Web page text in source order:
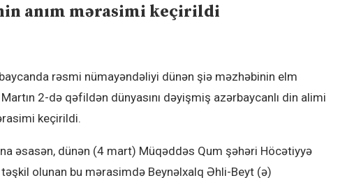
anım mərasimi keçirildi
rəsmi nümayəndəliyi dünən şiə məzhəbinin elm
2-də qəfildən dünyasını dəyişmiş azərbaycanlı din alimi
keçirildi.
əsasən, dünən (4 mart) Müqəddəs Qum şəhəri Höcətiyyə
olunan bu mərasimdə Beynəlxalq Əhli-Beyt (ə)